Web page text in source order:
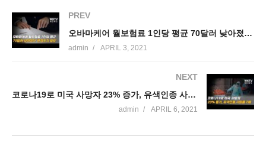
PREV
오바마케어 월보험료 1인당 평균 70달러 낮아졌다 ‘변경조치 필요’
admin APRIL 3, 2021
NEXT
코로나19로 미국 사망자 23% 증가, 유색인종 사망률 2배
admin APRIL 6, 2021